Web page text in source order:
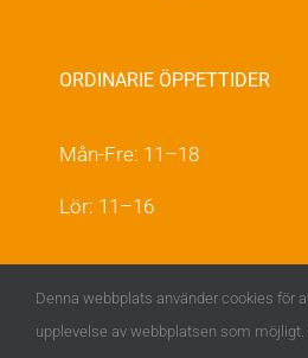
ORDINARIE ÖPPETTIDER
Mån-Fre: 11–18
Lör: 11–16
INSTAGRAM
Denna webbplats använder cookies för
upplevelse av webbplatsen som